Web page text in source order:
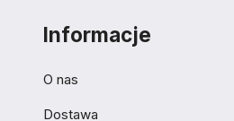
Informacje
O nas
Dostawa